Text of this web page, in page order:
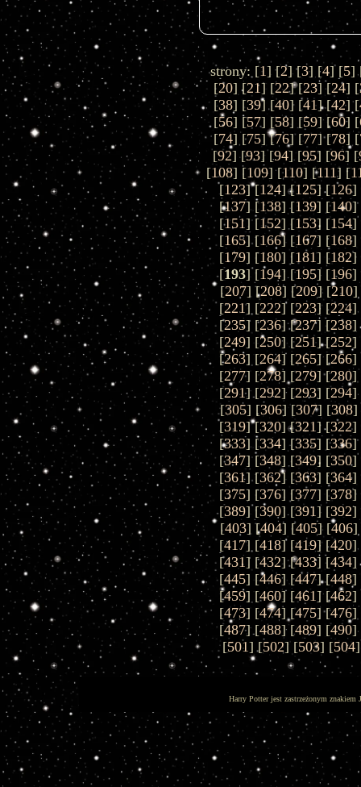
strony: [1] [2] [3] [4] [5]
[20] [21] [22] [23] [24] [
[38] [39] [40] [41] [42] [
[56] [57] [58] [59] [60] [
[74] [75] [76] [77] [78] [
[92] [93] [94] [95] [96] [
[108] [109] [110] [111] [
[123] [124] [125] [126]
[137] [138] [139] [140]
[151] [152] [153] [154]
[165] [166] [167] [168]
[179] [180] [181] [182]
[193] [194] [195] [196]
[207] [208] [209] [210]
[221] [222] [223] [224]
[235] [236] [237] [238]
[249] [250] [251] [252]
[263] [264] [265] [266]
[277] [278] [279] [280]
[291] [292] [293] [294]
[305] [306] [307] [308]
[319] [320] [321] [322]
[333] [334] [335] [336]
[347] [348] [349] [350]
[361] [362] [363] [364]
[375] [376] [377] [378]
[389] [390] [391] [392]
[403] [404] [405] [406]
[417] [418] [419] [420]
[431] [432] [433] [434]
[445] [446] [447] [448]
[459] [460] [461] [462]
[473] [474] [475] [476]
[487] [488] [489] [490]
[501] [502] [503] [504
Harry Potter jest zastrzeżonym